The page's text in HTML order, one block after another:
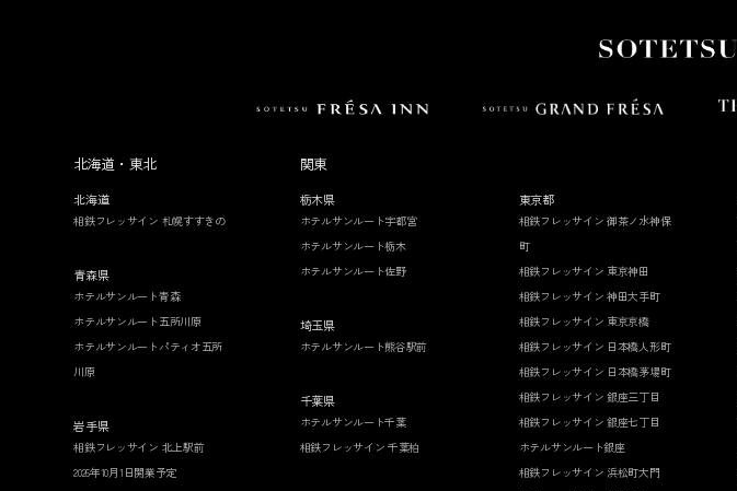
北海道・東北
北海道
相鉄フレッサイン 札幌すすきの
青森県
ホテルサンルート青森
ホテルサンルート五所川原
ホテルサンルートパティオ五所
川原
岩手県
相鉄フレッサイン 北上駅前
2026年10月1日開業予定
関東
栃木県
ホテルサンルート宇都宮
ホテルサンルート栃木
ホテルサンルート佐野
埼玉県
ホテルサンルート熊谷駅前
千葉県
ホテルサンルート千葉
相鉄フレッサイン 千葉柏
東京都
相鉄フレッサイン 御茶ノ水神保
町
相鉄フレッサイン 東京神田
相鉄フレッサイン 神田大手町
相鉄フレッサイン 東京京橋
相鉄フレッサイン 日本橋人形町
相鉄フレッサイン 日本橋茅場町
相鉄フレッサイン 銀座三丁目
相鉄フレッサイン 銀座七丁目
ホテルサンルート銀座
相鉄フレッサイン 浜松町大門